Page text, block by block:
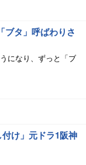
ブタ」呼ばわりさ
になり、ずっと「ブ
付け」元ドラ1阪神